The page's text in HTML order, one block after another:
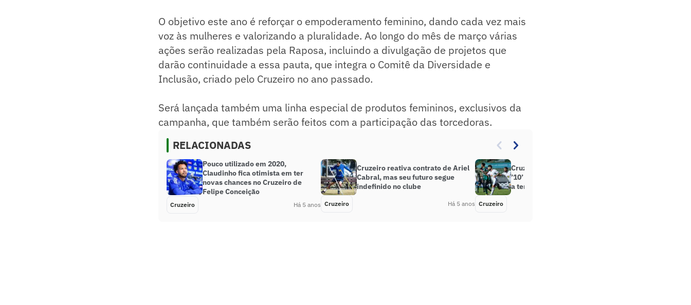
O objetivo este ano é reforçar o empoderamento feminino, dando cada vez mais
voz às mulheres e valorizando a pluralidade. Ao longo do mês de março várias
ações serão realizadas pela Raposa, incluindo a divulgação de projetos que
darão continuidade a essa pauta, que integra o Comitê da Diversidade e
Inclusão, criado pelo Cruzeiro no ano passado.
Será lançada também uma linha especial de produtos femininos, exclusivos da
campanha, que também serão feitos com a participação das torcedoras.
RELACIONADAS
Pouco utilizado em 2020,
Claudinho fica otimista em ter
novas chances no Cruzeiro de
Felipe Conceição
Cruzeiro Há 5 anos
Cruzeiro reativa contrato de Ariel
Cabral, mas seu futuro segue
indefinido no clube
Cruzeiro Há 5 anos
Cruzeiro terá Rafael Sobis como
’10’ e divulga numeração fixa para
a temporada com Orejuela
Cruzeiro